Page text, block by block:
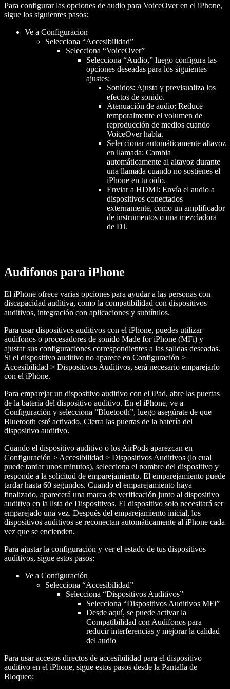
Para configurar las opciones de audio para VoiceOver en el iPhone,
sigue los siguientes pasos:
Ve a Configuración
Selecciona “Accesibilidad”
Selecciona “VoiceOver”
Selecciona “Audio,” luego configura las
opciones deseadas para los siguientes
ajustes:
Sonidos: Ajusta y previsualiza los
efectos de sonido.
Atenuación de audio: Reduce
temporalmente el volumen de
reproducción de medios cuando
VoiceOver habla.
Seleccionar automáticamente altavoz
en llamada: Cambia
automáticamente al altavoz durante
una llamada cuando no sostienes el
iPhone en tu oído.
Enviar a HDMI: Envía el audio a
dispositivos conectados
externamente, como un amplificador
de instrumentos o una mezcladora
de DJ.
Audífonos para iPhone
El iPhone ofrece varias opciones para ayudar a las personas con
discapacidad auditiva, como la compatibilidad con dispositivos
auditivos, integración con aplicaciones y subtítulos.
Para usar dispositivos auditivos con el iPhone, puedes utilizar
audífonos o procesadores de sonido Made for iPhone (MFi) y
ajustar sus configuraciones correspondientes a las salidas deseadas.
Si el dispositivo auditivo no aparece en Configuración >
Accesibilidad > Dispositivos Auditivos, será necesario emparejarlo
con el iPhone.
Para emparejar un dispositivo auditivo con el iPad, abre las puertas
de la batería del dispositivo auditivo. En el iPhone, ve a
Configuración y selecciona “Bluetooth”, luego asegúrate de que
Bluetooth esté activado. Cierra las puertas de la batería del
dispositivo auditivo.
Cuando el dispositivo auditivo o los AirPods aparezcan en
Configuración > Accesibilidad > Dispositivos Auditivos (lo cual
puede tardar unos minutos), selecciona el nombre del dispositivo y
responde a la solicitud de emparejamiento. El emparejamiento puede
tardar hasta 60 segundos. Cuando el emparejamiento haya
finalizado, aparecerá una marca de verificación junto al dispositivo
auditivo en la lista de Dispositivos. El dispositivo solo necesitará ser
emparejado una vez. Después del emparejamiento inicial, los
dispositivos auditivos se reconectan automáticamente al iPhone cada
vez que se encienden.
Para ajustar la configuración y ver el estado de tus dispositivos
auditivos, sigue estos pasos:
Ve a Configuración
Selecciona “Accesibilidad”
Selecciona “Dispositivos Auditivos”
Selecciona “Dispositivos Auditivos MFi”
Desde aquí, se puede activar la
Compatibilidad con Audífonos para
reducir interferencias y mejorar la calidad
del audio
Para usar accesos directos de accesibilidad para el dispositivo
auditivo en el iPhone, sigue estos pasos desde la Pantalla de
Bloqueo: